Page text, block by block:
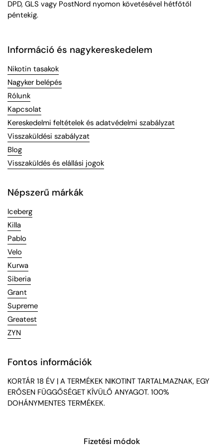
DPD, GLS vagy PostNord nyomon követésével hétfőtől
péntekig.
Információ és nagykereskedelem
Nikotin tasakok
Nagyker belépés
Rólunk
Kapcsolat
Kereskedelmi feltételek és adatvédelmi szabályzat
Visszaküldési szabályzat
Blog
Visszaküldés és elállási jogok
Népszerű márkák
Iceberg
Killa
Pablo
Velo
Kurwa
Siberia
Grant
Supreme
Greatest
ZYN
Fontos információk
KORTÁR 18 ÉV | A TERMÉKEK NIKOTINT TARTALMAZNAK, EGY
ERŐSEN FÜGGŐSÉGET KÍVÜLŐ ANYAGOT. 100%
DOHÁNYMENTES TERMÉKEK.
Fizetési módok